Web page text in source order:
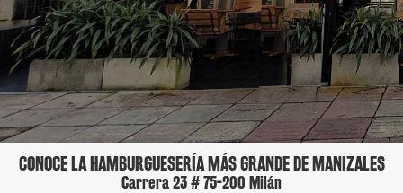
CONOCE LA HAMBURGUESERÍA MÁS GRANDE DE MANIZALES
Carrera 23 # 75-200 Milán